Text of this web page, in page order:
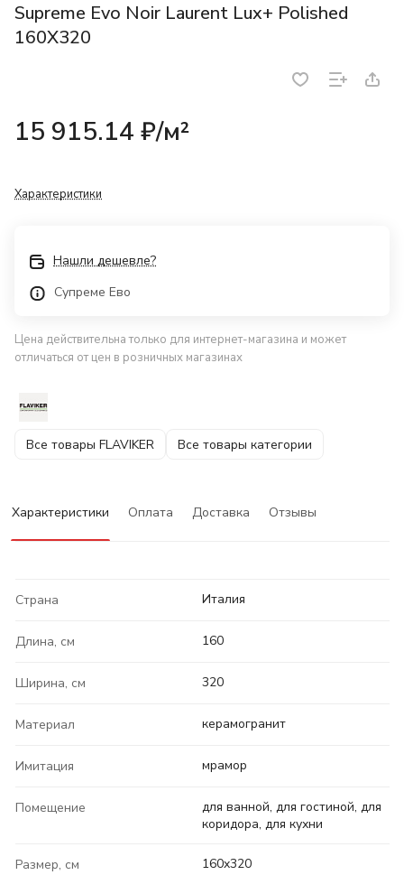
Supreme Evo Noir Laurent Lux+ Polished
160X320
15 915.14 ₽/м²
Характеристики
Нашли дешевле?
Супреме Ево
Цена действительна только для интернет-магазина и может
отличаться от цен в розничных магазинах
Все товары FLAVIKER Все товары категории
Характеристики Оплата Доставка Отзывы
Страна Италия
Длина, см 160
Ширина, см 320
Материал керамогранит
Имитация мрамор
Помещение
для ванной, для гостиной, для
коридора, для кухни
Размер, см 160x320